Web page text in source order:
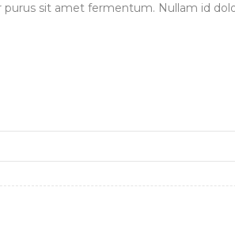
sit amet fermentum. Nullam id